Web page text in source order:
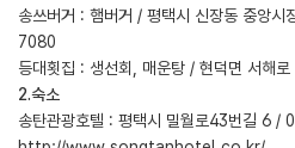
송쓰버거 : 햄버거 / 평택시 신장동 중앙
7080
등대횟집 : 생선회, 매운탕 / 현덕면 서
2.숙소
송탄관광호텔 : 평택시 밀월로43번길 6 /